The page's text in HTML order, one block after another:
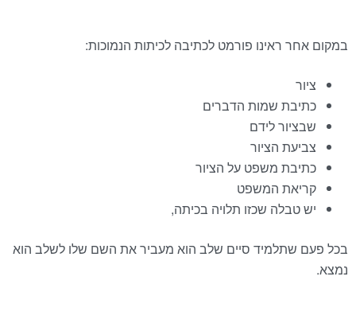
במקום אחר ראינו פורמט לכתיבה לכיתות הנמוכות:
ציור
כתיבת שמות הדברים
שבציור לידם
צביעת הציור
כתיבת משפט על הציור
קריאת המשפט
יש טבלה שכזו תלויה בכיתה,
בכל פעם שתלמיד סיים שלב הוא מעביר את השם שלו לשלב הוא
נמצא.